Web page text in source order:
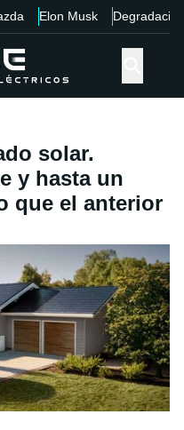
Elon Musk Degradación
solar.
y hasta un
que el anterior